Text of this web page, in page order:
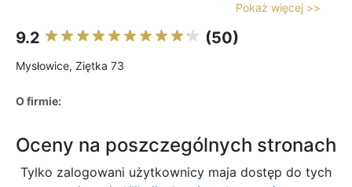
Pokaż więcej >>
9.2 (50)
Mysłowice, Ziętka 73
O firmie:
Oceny na poszczególnych stronach
Tylko zalogowani użytkownicy maja dostęp do tych